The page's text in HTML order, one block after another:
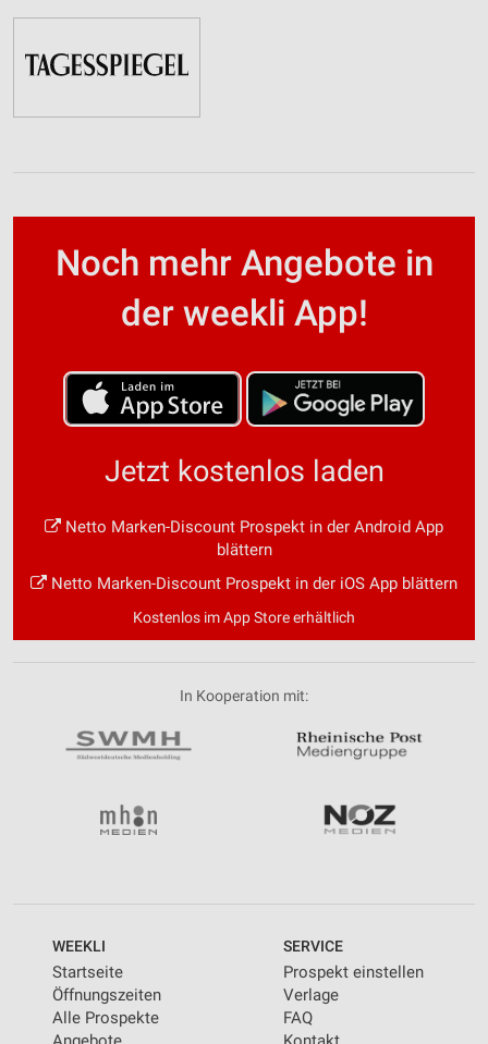
Noch mehr Angebote in
der weekli App!
Jetzt kostenlos laden
Netto Marken-Discount Prospekt in der Android App
blättern
Netto Marken-Discount Prospekt in der iOS App blättern
Kostenlos im App Store erhältlich
In Kooperation mit:
WEEKLI
Startseite
Öffnungszeiten
Alle Prospekte
SERVICE
Prospekt einstellen
Verlage
FAQ